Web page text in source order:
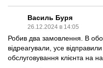
Василь Буря
26.12.2024 в 14:05
Робив два замовлення. В
відреагували, усе
обслуговування клієнта на